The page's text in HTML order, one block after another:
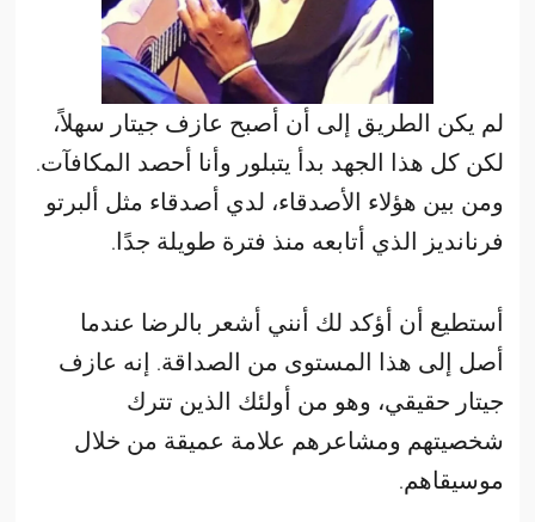
لم يكن الطريق إلى أن أصبح عازف جيتار سهلاً،
لكن كل هذا الجهد بدأ يتبلور وأنا أحصد المكافآت.
ومن بين هؤلاء الأصدقاء، لدي أصدقاء مثل ألبرتو
فرنانديز الذي أتابعه منذ فترة طويلة جدًا.
أستطيع أن أؤكد لك أنني أشعر بالرضا عندما
أصل إلى هذا المستوى من الصداقة. إنه عازف
جيتار حقيقي، وهو من أولئك الذين تترك
شخصيتهم ومشاعرهم علامة عميقة من خلال
موسيقاهم.